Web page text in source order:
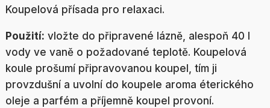
Koupelová přísada pro relaxaci.
Použití: vložte do připravené lázně, alespoň 40 l
vody ve vaně o požadované teplotě. Koupelová
koule prošumí připravovanou koupel, tím ji
provzdušní a uvolní do koupele aroma éterického
oleje a parfém a příjemně koupel provoní.